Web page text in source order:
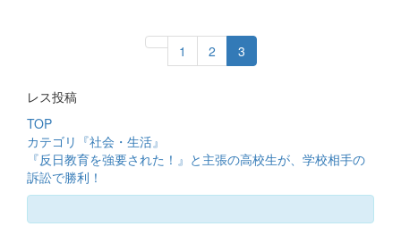
1 2 3
レス投稿
TOP
カテゴリ『社会・生活』
『反日教育を強要された！』と主張の高校生が、学校相手の
訴訟で勝利！